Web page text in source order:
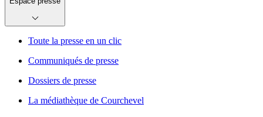
Toute la presse en un clic
Communiqués de presse
Dossiers de presse
La médiathèque de Courchevel